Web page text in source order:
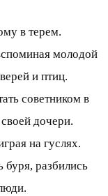
в терем.
молодой
и птиц.
советником в
дочери.
на гуслях.
буря, разбились